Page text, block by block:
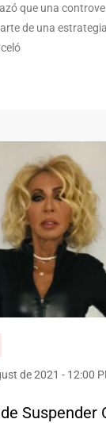
que una
de una
de 2021 - 12:00
Suspender